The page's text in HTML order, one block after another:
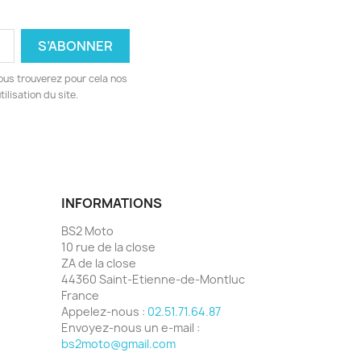
trouverez pour cela nos
du site.
INFORMATIONS
BS2 Moto
10 rue de la close
ZA de la close
44360 Saint-Etienne-de-Montluc
France
Appelez-nous : 02.51.71.64.87
Envoyez-nous un e-mail :
bs2moto@gmail.com